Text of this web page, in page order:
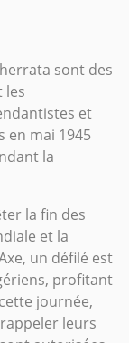
sont des
les
et
en mai 1945
la
la fin des
et la
un défilé est
profitant
journée,
leurs